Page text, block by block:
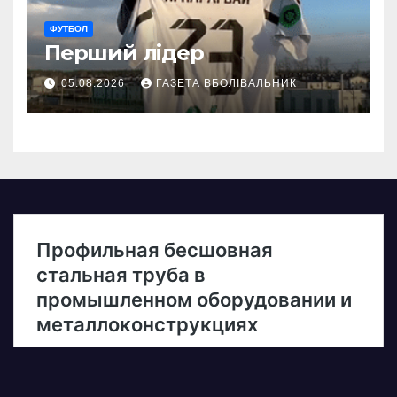
ФУТБОЛ
Перший лідер
05.08.2026 ГАЗЕТА ВБОЛІВАЛЬНИК